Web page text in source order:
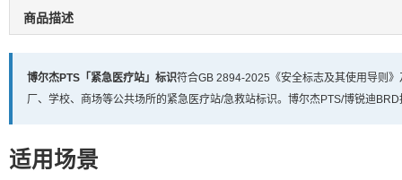
商品描述
博尔杰PTS「紧急医疗站」标识符合GB 2894-2025《安全标志及其使用导则
厂、学校、商场等公共场所的紧急医疗站/急救站标识。博尔杰PTS/博锐迪
适用场景